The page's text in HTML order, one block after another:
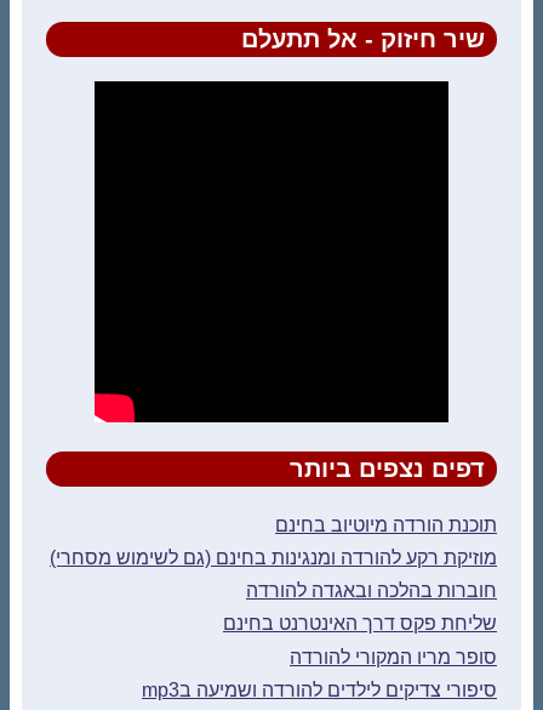
שיר חיזוק - אל תתעלם
דפים נצפים ביותר
תוכנת הורדה מיוטיוב בחינם
מוזיקת רקע להורדה ומנגינות בחינם (גם לשימוש מסחרי)
חוברות בהלכה ובאגדה להורדה
שליחת פקס דרך האינטרנט בחינם
סופר מריו המקורי להורדה
סיפורי צדיקים לילדים להורדה ושמיעה בmp3